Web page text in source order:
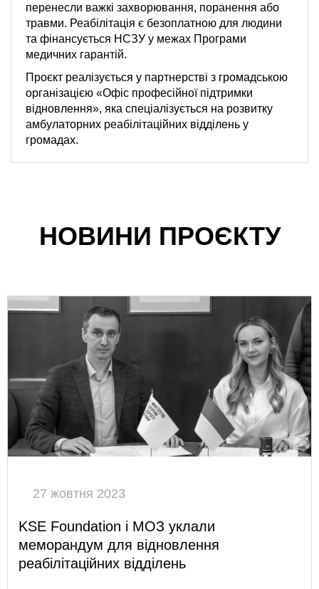
перенесли важкі захворювання, поранення або
травми. Реабілітація є безоплатною для людини
та фінансується НСЗУ у межах Програми
медичних гарантій.
Проєкт реалізується у партнерстві з громадською
організацією «Офіс професійної підтримки
відновлення», яка спеціалізується на розвитку
амбулаторних реабілітаційних відділень у
громадах.
НОВИНИ ПРОЄКТУ
27 жовтня 2023
KSE Foundation і МОЗ уклали
меморандум для відновлення
реабілітаційних відділень